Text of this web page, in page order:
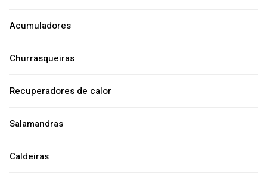
Acumuladores
Churrasqueiras
Recuperadores de calor
Salamandras
Caldeiras